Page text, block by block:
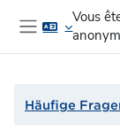
Passer au contenu
Panneau
Vous